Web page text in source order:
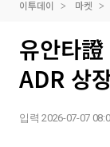
이투데이 마켓
유안타
ADR 상
입력 2026-07-07